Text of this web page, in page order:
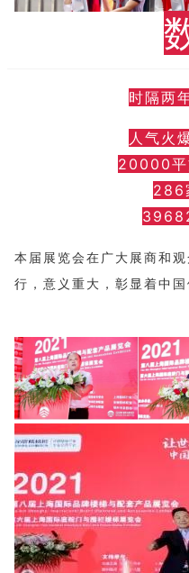
时隔两
人气火
20000平
286
本届展览会在广大展商和
行，意义重大，彰显着中